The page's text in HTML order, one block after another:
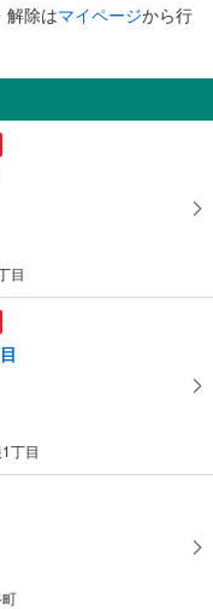
解除はマイページから行
目
丁目